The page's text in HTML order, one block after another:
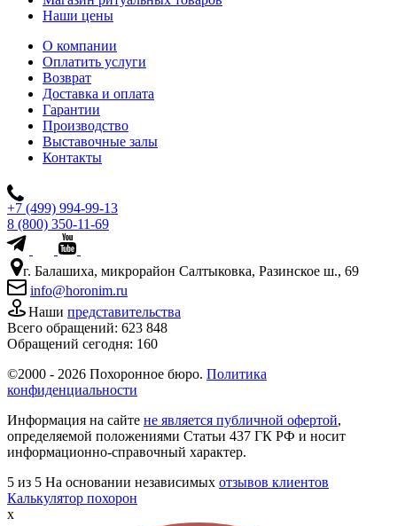
Наши цены
О компании
Оплатить услуги
Возврат
Доставка и оплата
Гарантии
Производство
Выставочные залы
Контакты
+7 (499) 994-99-13
8 (800) 350-11-69
г. Балашиха, микрорайон Салтыковка, Разинское ш., 69
info@horonim.ru
Наши представительства
Всего обращений: 623 848
Обращений сегодня: 160
©2000 - 2026 Похоронное бюро. Политика
конфиденциальности
Информация на сайте не является публичной офертой,
определяемой положениями Статьи 437 ГК РФ и носит
информационно-справочный характер.
5 из 5 На основании независимых отзывов клиентов
Калькулятор похорон
x